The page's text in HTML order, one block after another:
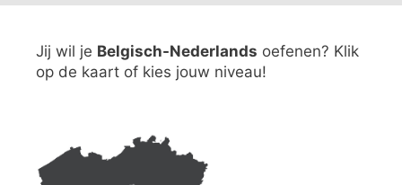
Jij wil je Belgisch-Nederlands oefenen? Klik
op de kaart of kies jouw niveau!